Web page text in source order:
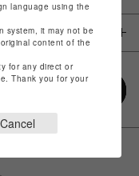
language using the
system, it may not be
content of the
for any direct or
Thank you for your
Cancel